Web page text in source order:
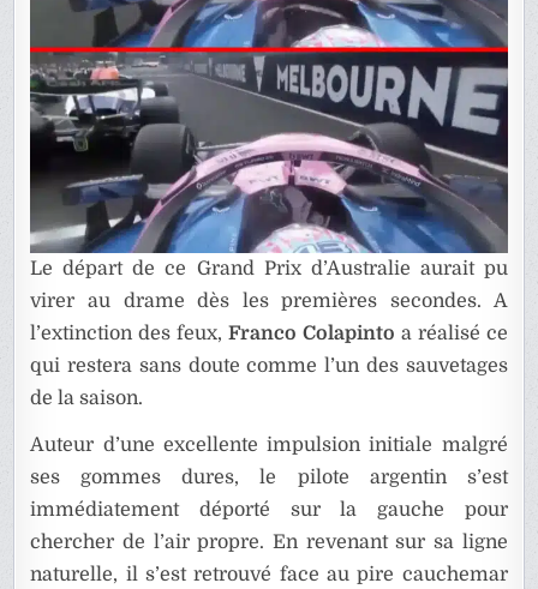
Le départ de ce Grand Prix d’Australie aurait pu
virer au drame dès les premières secondes. A
l’extinction des feux,Franco Colapinto a réalisé ce
qui restera sans doute comme l’un des sauvetages
de la saison.
Auteur d’une excellente impulsion initiale malgré
ses gommes dures, le pilote argentin s’est
immédiatement déporté sur la gauche pour
chercher de l’air propre. En revenant sur sa ligne
naturelle, il s’est retrouvé face au pire cauchemar